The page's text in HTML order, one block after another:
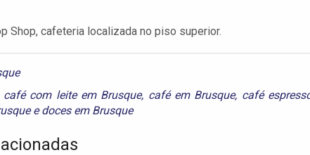
Shop, cafeteria localizada no piso superior.
café com leite em Brusque, café em Brusque, café
edoces em Brusque